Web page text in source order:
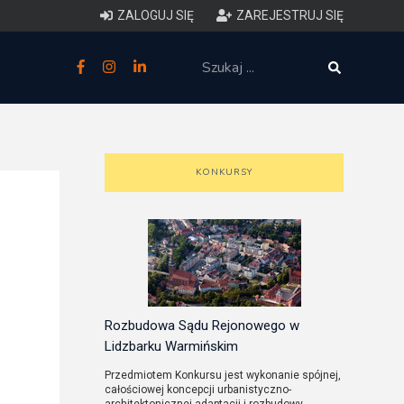
ZALOGUJ SIĘ ZAREJESTRUJ SIĘ
zakres i forma projektu
przestrzennym
KONKURSY
Rozbudowa Sądu Rejonowego w
Lidzbarku Warmińskim
Przedmiotem Konkursu jest wykonanie spójnej,
całościowej koncepcji urbanistyczno-